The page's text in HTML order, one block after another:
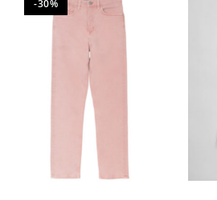
-30%